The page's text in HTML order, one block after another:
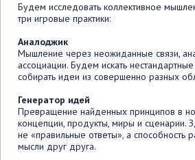
Будем исследовать коллективное
три игровые практики:
Аналоджик
Мышление через неожиданные связи,
ассоциации. Будем искать
собирать идеи из совершенно разных
Генератор идей
Превращение найденных принципов в
концепции, продукты, миры и сценарии.
не «правильные ответы», а способность
мысли друг друга.